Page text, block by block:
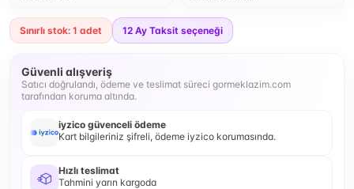
Sınırlı stok: 1 adet 12 Ay Taksit seçeneği
Güvenli alışveriş
Satıcı doğrulandı, ödeme ve teslimat süreci gormeklazim.com
tarafından koruma altında.
iyzico güvenceli ödeme
Kart bilgileriniz şifreli, ödeme iyzico korumasında.
Hızlı teslimat
Tahmini yarın kargoda